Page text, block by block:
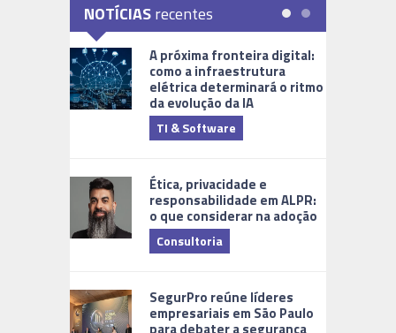
NOTÍCIASrecentes
A próxima fronteira digital:
como a infraestrutura
elétrica determinará o ritmo
da evolução da IA
TI & Software
Ética, privacidade e
responsabilidade em ALPR:
o que considerar na adoção
Consultoria
SegurPro reúne líderes
empresariais em São Paulo